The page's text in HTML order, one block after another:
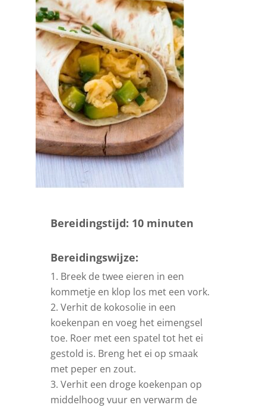
Bereidingstijd: 10 minuten
Bereidingswijze:
Breek de twee eieren in een
kommetje en klop los met een vork.
Verhit de kokosolie in een
koekenpan en voeg het eimengsel
toe. Roer met een spatel tot het ei
gestold is. Breng het ei op smaak
met peper en zout.
Verhit een droge koekenpan op
middelhoog vuur en verwarm de